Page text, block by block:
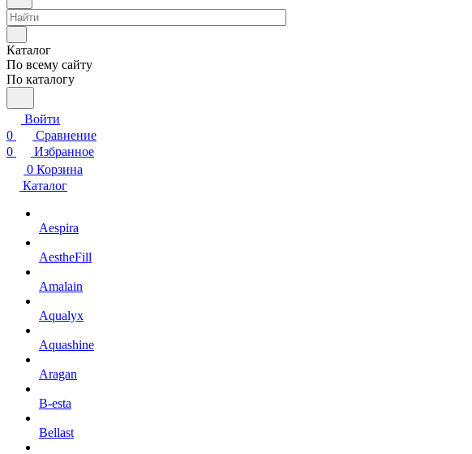
Каталог
По всему сайту
По каталогу
Войти
0
Сравнение
0
Избранное
0 Корзина
Каталог
Aespira
AestheFill
Amalain
Aqualyx
Aquashine
Aragan
B-esta
Bellast